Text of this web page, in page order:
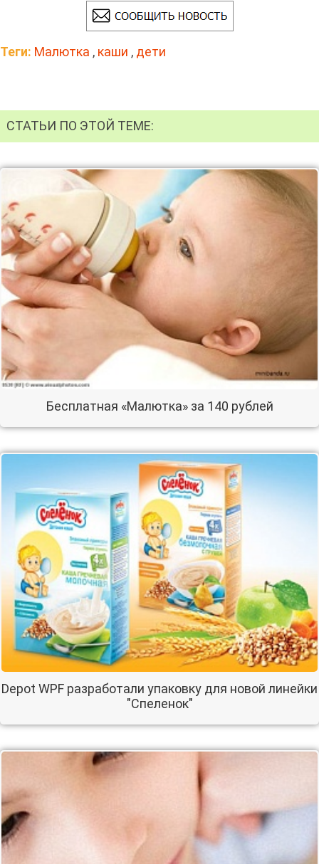
Теги: Малютка , каши , дети
СТАТЬИ ПО ЭТОЙ ТЕМЕ:
Бесплатная «Малютка» за 140 рублей
Depot WPF разработали упаковку для новой линейки
"Спеленок"